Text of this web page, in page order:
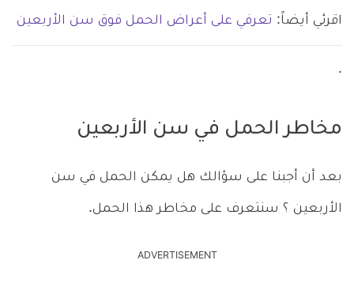
اقرئي أيضاً: تعرفي على أعراض الحمل فوق سن الأربعين
.
مخاطر الحمل في سن الأربعين
بعد أن أجبنا على سؤالك هل يمكن الحمل في سن
الأربعين ؟ سنتعرف على مخاطر هذا الحمل.
ADVERTISEMENT